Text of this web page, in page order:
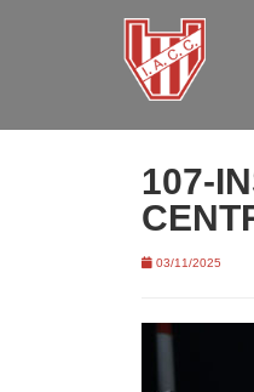
107-
03/11/2025